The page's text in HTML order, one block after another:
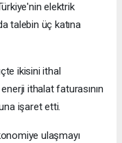
elektrik
talebin üç katına
ikisini ithal
enerji ithalat faturasının
işaret etti.
ulaşmayı